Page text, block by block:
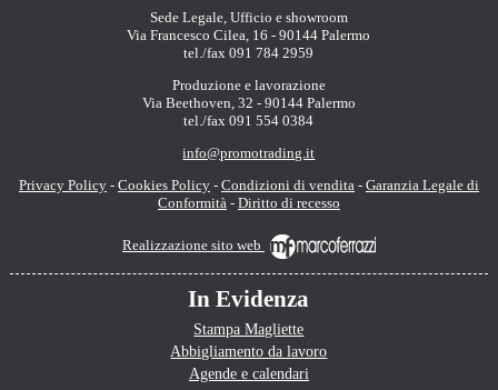
Sede Legale, Ufficio e showroom
Via Francesco Cilea, 16 - 90144 Palermo
tel./fax 091 784 2959
Produzione e lavorazione
Via Beethoven, 32 - 90144 Palermo
tel./fax 091 554 0384
info@promotrading.it
Privacy Policy- Cookies Policy- Condizioni di vendita- Garanzia Legale di
Conformità- Diritto di recesso
Realizzazione sito web
In Evidenza
Stampa Magliette
Abbigliamento da lavoro
Agende e calendari